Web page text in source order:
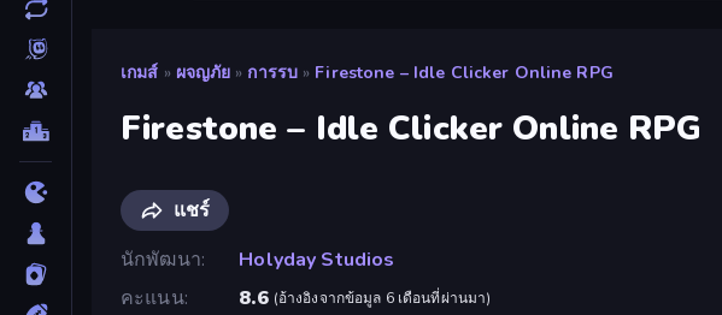
เกมส์ » ผจญภัย » การรบ » Firestone – Idle Clicker Online RPG
Firestone – Idle Clicker Online RPG
แชร์
นักพัฒนา
Holyday Studios
คะแนน
8.6 (อ้างอิงจากข้อมูล 6 เดือนที่ผ่านมา)